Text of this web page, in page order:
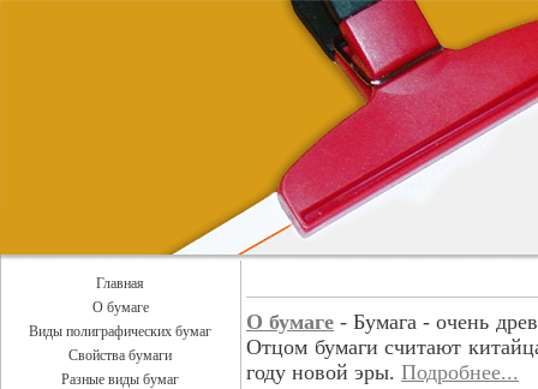
Главная
О бумаге
Виды полиграфических бумаг
Свойства бумаги
Разные виды бумаг
О бумаге - Бумага - очень
Отцом бумаги считают
году новой эры. Подробнее...